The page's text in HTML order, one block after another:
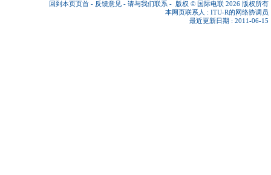
回到本页页首 - 反馈意见 - 请与我们联系 - 版权 © 国际电联 2026 版权所有
本网页联系人 : ITU-R的网络协调员
最近更新日期 : 2011-06-15